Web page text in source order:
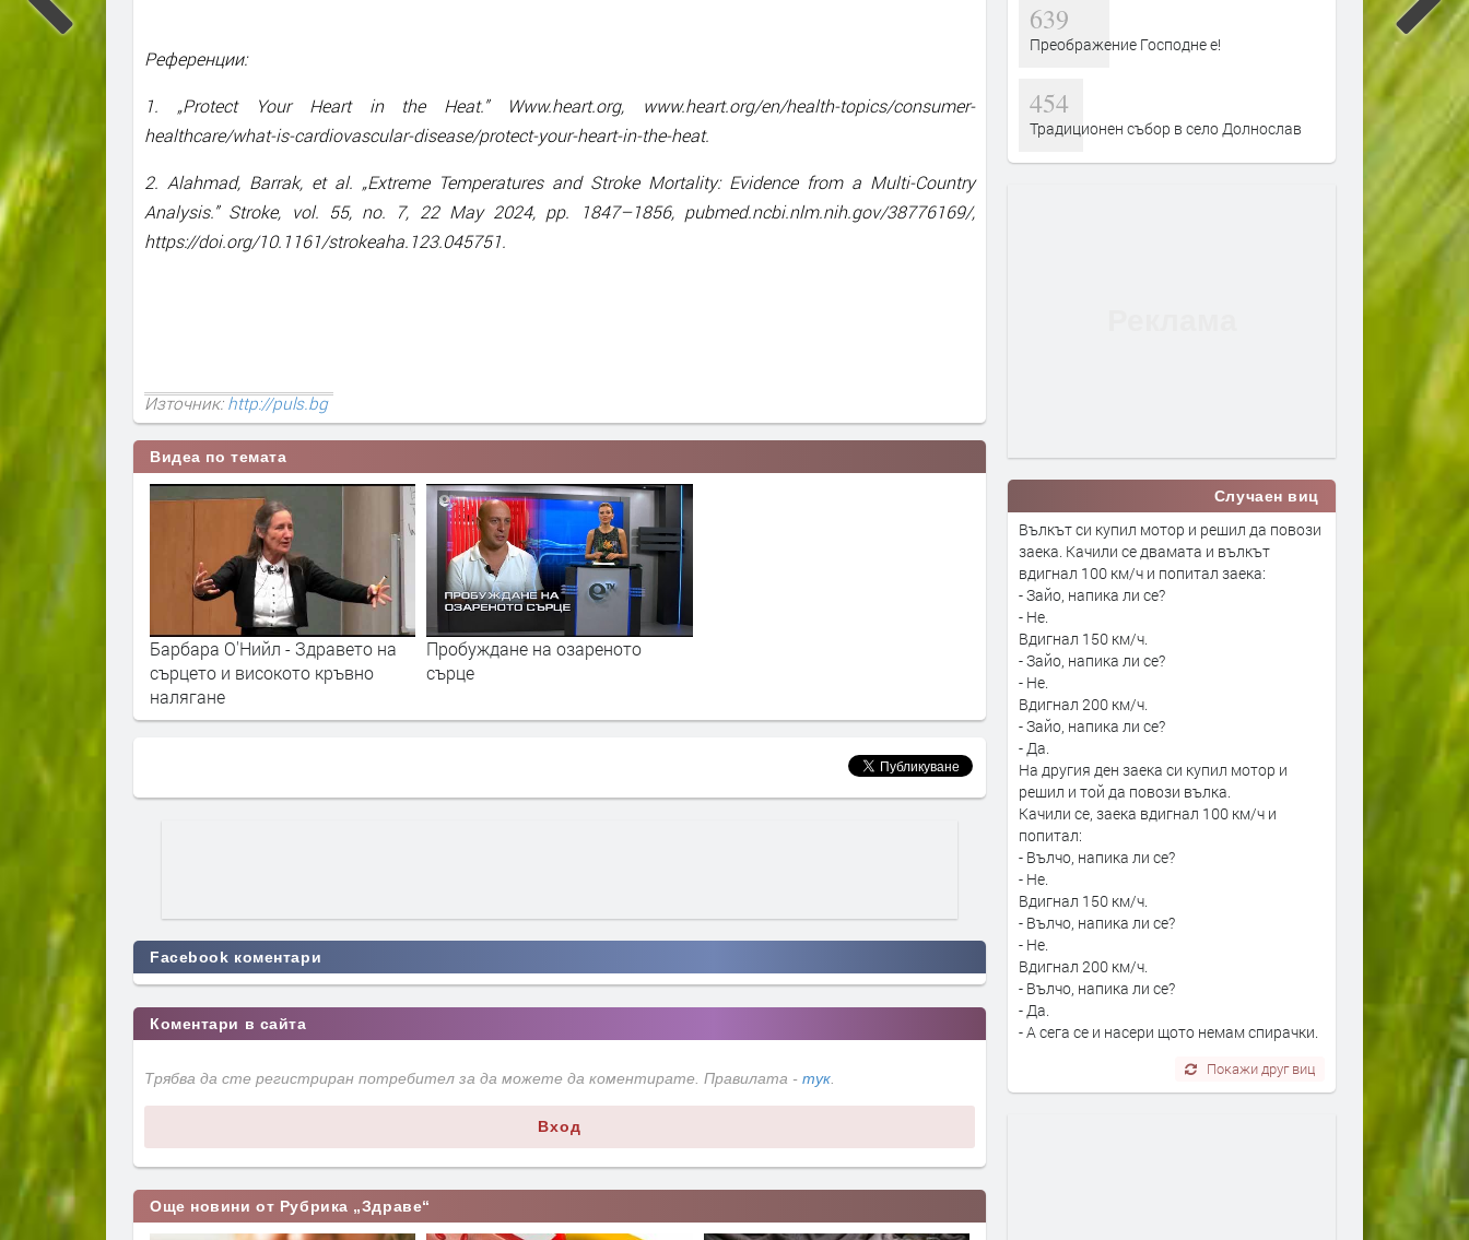
Референции:
1. „Protect Your Heart in the Heat.” Www.heart.org, www.heart.org/en/health-topics/consumer-
healthcare/what-is-cardiovascular-disease/protect-your-heart-in-the-heat.
2. Alahmad, Barrak, et al. „Extreme Temperatures and Stroke Mortality: Evidence from a Multi-Country
Analysis.” Stroke, vol. 55, no. 7, 22 May 2024, pp. 1847–1856, pubmed.ncbi.nlm.nih.gov/38776169/,
https://doi.org/10.1161/strokeaha.123.045751.
Източник:http://puls.bg
Видеа по темата
Барбара О'Нийл - Здравето на
сърцето и високото кръвно
налягане
Пробуждане на озареното
сърце
Facebook коментари
Коментари в сайта
Трябва да сте регистриран потребител за да можете да коментирате. Правилата - тук.
Вход
Още новини от Рубрика „Здраве“
639
Преображение Господне е!
454
Традиционен събор в село Долнослав
Случаен виц
Вълкът си купил мотор и решил да повози
заека. Качили се двамата и вълкът
вдигнал 100 км/ч и попитал заека:
- Зайо, напика ли се?
- Не.
Вдигнал 150 км/ч.
- Зайо, напика ли се?
- Не.
Вдигнал 200 км/ч.
- Зайо, напика ли се?
- Да.
На другия ден заека си купил мотор и
решил и той да повози вълка.
Качили се, заека вдигнал 100 км/ч и
попитал:
- Вълчо, напика ли се?
- Не.
Вдигнал 150 км/ч.
- Вълчо, напика ли се?
- Не.
Вдигнал 200 км/ч.
- Вълчо, напика ли се?
- Да.
- А сега се и насери щото немам спирачки.
Покажи друг виц